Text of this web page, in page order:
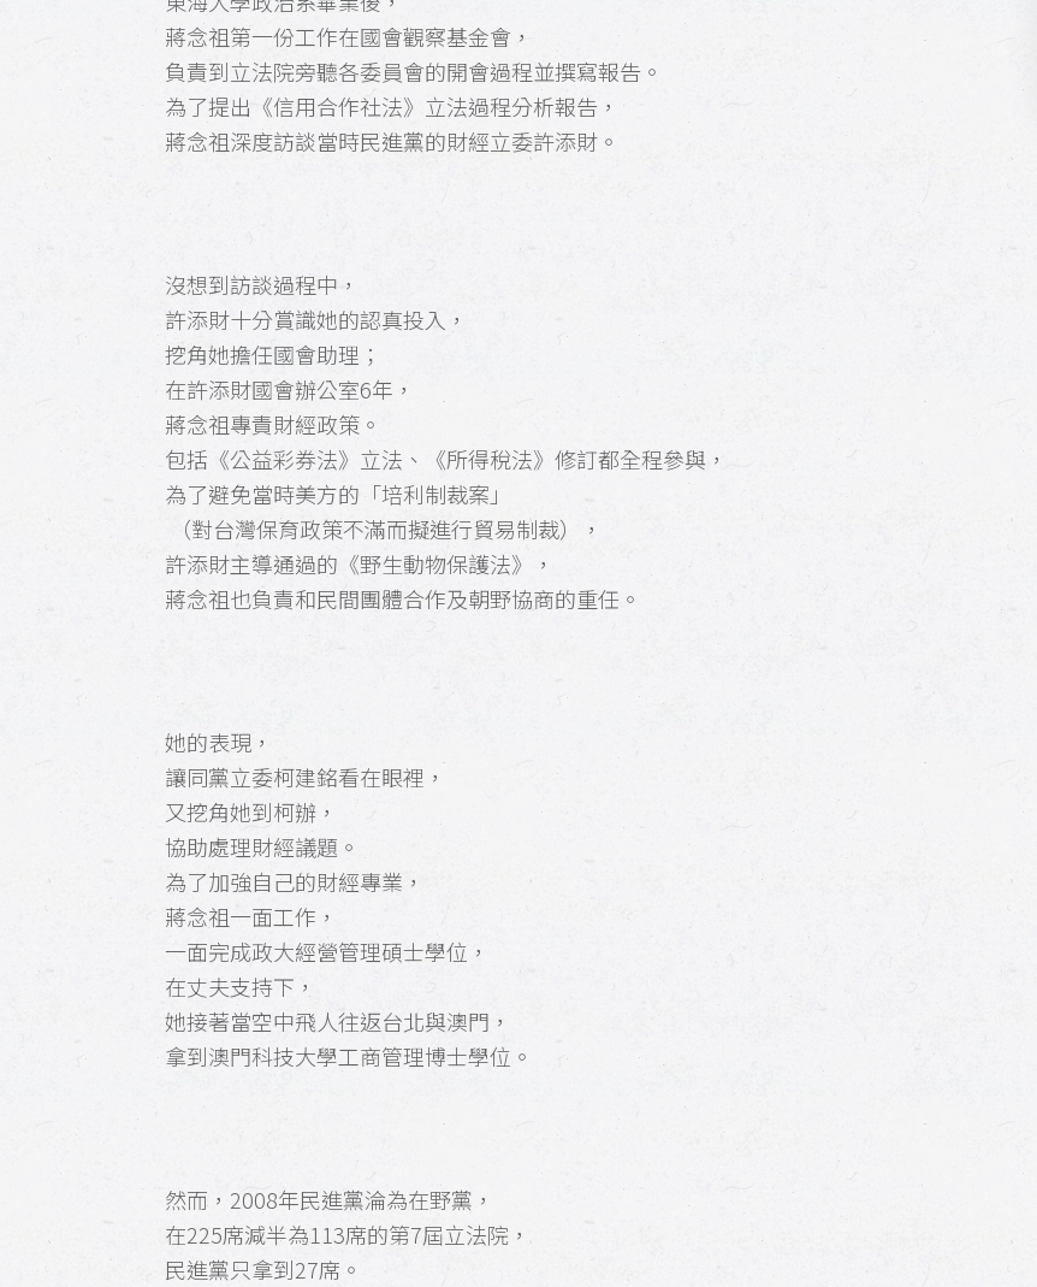
蔣念祖第一份工作在國會觀察基金會，
負責到立法院旁聽各委員會的開會過程並撰寫報告。
為了提出《信用合作社法》立法過程分析報告，
蔣念祖深度訪談當時民進黨的財經立委許添財。
沒想到訪談過程中，
許添財十分賞識她的認真投入，
挖角她擔任國會助理；
在許添財國會辦公室6年，
蔣念祖專責財經政策。
包括《公益彩券法》立法、《所得稅法》修訂都全程參與，
為了避免當時美方的「培利制裁案」
（對台灣保育政策不滿而擬進行貿易制裁），
許添財主導通過的《野生動物保護法》，
蔣念祖也負責和民間團體合作及朝野協商的重任。
她的表現，
讓同黨立委柯建銘看在眼裡，
又挖角她到柯辦，
協助處理財經議題。
為了加強自己的財經專業，
蔣念祖一面工作，
一面完成政大經營管理碩士學位，
在丈夫支持下，
她接著當空中飛人往返台北與澳門，
拿到澳門科技大學工商管理博士學位。
然而，2008年民進黨淪為在野黨，
在225席減半為113席的第7屆立法院，
民進黨只拿到27席。